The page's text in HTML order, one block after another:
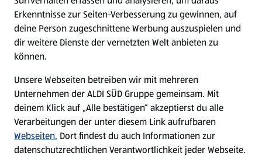
Filialen
Nachhaltigkeit
Karriere
Erkenntnisse zur Seiten-Verbesserung zu gewinnen, auf
deine Person zugeschnittene Werbung auszuspielen und
dir weitere Dienste der vernetzten Welt anbieten zu
können.
Unsere Webseiten betreiben wir mit mehreren
Unternehmen der ALDI SÜD Gruppe gemeinsam. Mit
deinem Klick auf „Alle bestätigen“ akzeptierst du alle
Verarbeitungen der unter diesem Link aufrufbaren
Webseiten. Dort findest du auch Informationen zur
datenschutzrechtlichen Verantwortlichkeit jeder Webseite.